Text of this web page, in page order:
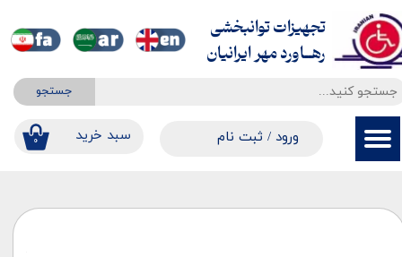
جستجو
۰ ​​سبد خرید ورود / ثبت نام
حساب کاربری من
سفارشات
خروج از حساب کاربری
تجهیزات توانبخشی
​​​​​​​رهــاورد مهر ایرانیان